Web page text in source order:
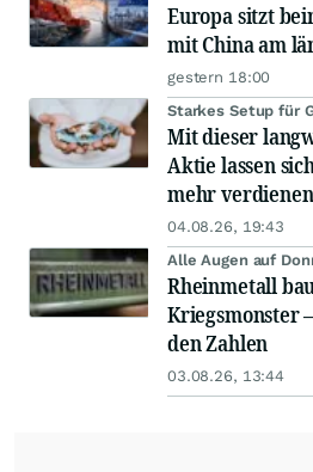
Europa sitzt
mit China am
gestern 18:00
Starkes Setup für
Mit dieser
Aktie lassen
mehr
04.08.26, 19:43
Alle Augen auf
Rheinmetall
Kriegsmonster
den Zahlen
03.08.26, 13:44